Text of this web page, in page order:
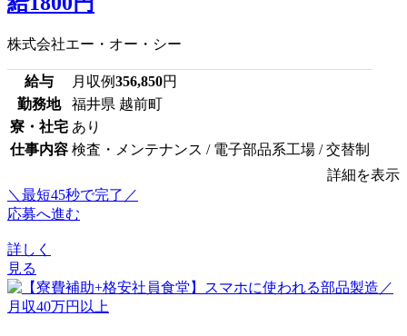
株式会社エー・オー・シー
給与 月収例356,850円
勤務地
福井県 越前町
寮・社宅 あり
仕事内容 検査・メンテナンス / 電子部品系工場 / 交替制
詳細を表示
＼最短45秒で完了／
応募へ進む
詳しく
見る